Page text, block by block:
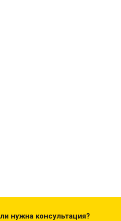
нужна консультация?